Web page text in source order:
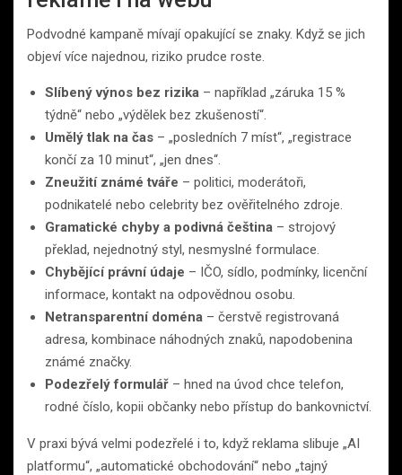
Podvodné kampaně mívají opakující se znaky. Když se jich
objeví více najednou, riziko prudce roste.
Slíbený výnos bez rizika – například „záruka 15 %
týdně“ nebo „výdělek bez zkušeností“.
Umělý tlak na čas – „posledních 7 míst“, „registrace
končí za 10 minut“, „jen dnes“.
Zneužití známé tváře – politici, moderátoři,
podnikatelé nebo celebrity bez ověřitelného zdroje.
Gramatické chyby a podivná čeština – strojový
překlad, nejednotný styl, nesmyslné formulace.
Chybějící právní údaje – IČO, sídlo, podmínky, licenční
informace, kontakt na odpovědnou osobu.
Netransparentní doména – čerstvě registrovaná
adresa, kombinace náhodných znaků, napodobenina
známé značky.
Podezřelý formulář – hned na úvod chce telefon,
rodné číslo, kopii občanky nebo přístup do bankovnictví.
V praxi bývá velmi podezřelé i to, když reklama slibuje „AI
platformu“, „automatické obchodování“ nebo „tajný